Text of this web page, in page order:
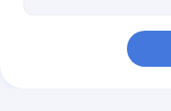
অনমনীয় কোর SPC